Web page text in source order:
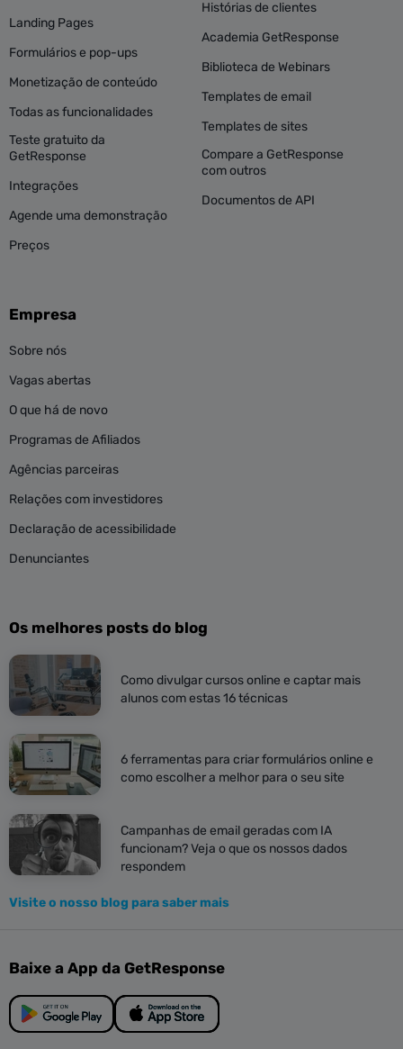
Landing Pages
Formulários e pop-ups
Monetização de conteúdo
Todas as funcionalidades
Teste gratuito da
GetResponse
Integrações
Agende uma demonstração
Preços
Histórias de clientes
Academia GetResponse
Biblioteca de Webinars
Templates de email
Templates de sites
Compare a GetResponse
com outros
Documentos de API
Empresa
Sobre nós
Vagas abertas
O que há de novo
Programas de Afiliados
Agências parceiras
Relações com investidores
Declaração de acessibilidade
Denunciantes
Os melhores posts do blog
Como divulgar cursos online e captar mais
alunos com estas 16 técnicas
6 ferramentas para criar formulários online e
como escolher a melhor para o seu site
Campanhas de email geradas com IA
funcionam? Veja o que os nossos dados
respondem
Visite o nosso blog para saber mais
Baixe a App da GetResponse